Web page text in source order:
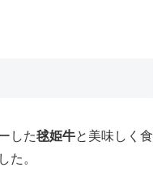
した毬姫牛と美味しく食
た。